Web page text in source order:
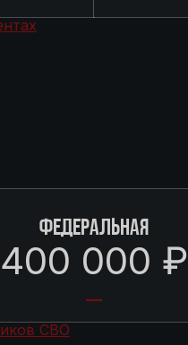
ФЕДЕРАЛЬНАЯ
400 000 ₽
СВО